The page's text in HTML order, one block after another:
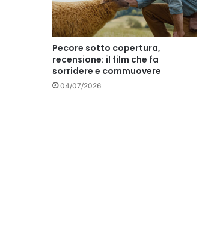
Pecore sotto copertura,
recensione: il film che fa
sorridere e commuovere
04/07/2026